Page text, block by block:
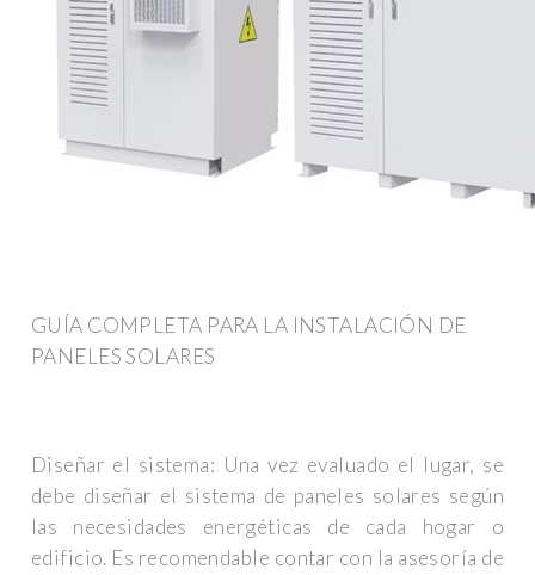
GUÍA COMPLETA PARA LA INSTALACIÓN DE
PANELES SOLARES
Diseñar el sistema: Una vez evaluado el lugar, se
debe diseñar el sistema de paneles solares según
las necesidades energéticas de cada hogar o
edificio. Es recomendable contar con la asesoría de